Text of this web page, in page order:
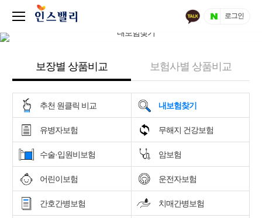
로그인
보장별 상품비교 보험사별 상품비교
추천 원클릭 비교 내보험찾기
유병자보험 무해지 건강보험
수술·입원비보험 암보험
어린이보험 운전자보험
간호간병보험 치매간병보험